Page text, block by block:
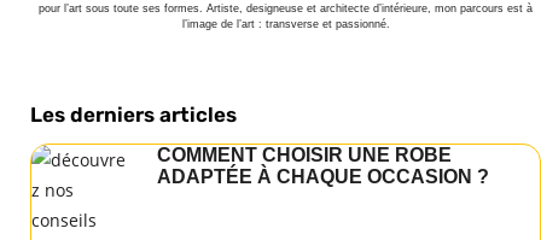
pour l’art sous toute ses formes. Artiste, designeuse et architecte d’intérieure, mon parcours est à
l’image de l’art : transverse et passionné.
Les derniers articles
COMMENT CHOISIR UNE ROBE
ADAPTÉE À CHAQUE OCCASION ?